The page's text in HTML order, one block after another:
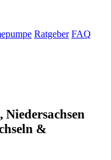
Ratgeber FAQ
&